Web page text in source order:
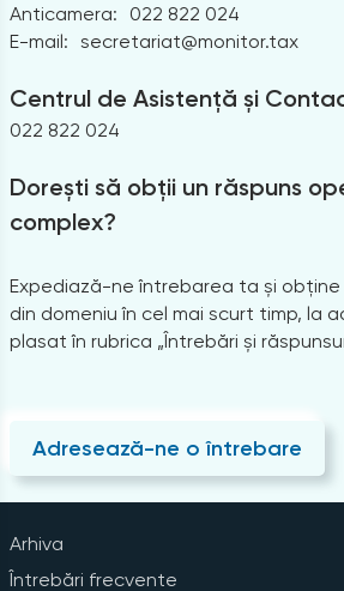
Anticamera:
022 822 024
E-mail: secretariat@monitor.tax
Centrul de Asistență și
022 822 024
Dorești să obții un răspuns
complex?
Expediază-ne întrebarea ta și obține
din domeniu în cel mai scurt timp, la
plasat în rubrica „Întrebări și
Adresează-ne o întrebare
Arhiva
Întrebări frecvente